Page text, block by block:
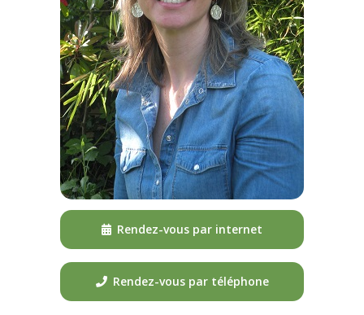
Rendez-vous par internet
Rendez-vous par téléphone